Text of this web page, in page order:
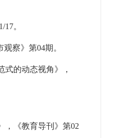
17。
观察》第04期。
的动态视角》，
，《教育导刊》第02